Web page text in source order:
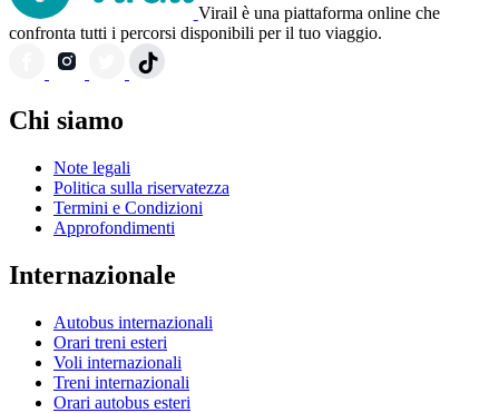
Virail è una piattaforma online che
confronta tutti i percorsi disponibili per il tuo viaggio.
Chi siamo
Note legali
Politica sulla riservatezza
Termini e Condizioni
Approfondimenti
Internazionale
Autobus internazionali
Orari treni esteri
Voli internazionali
Treni internazionali
Orari autobus esteri